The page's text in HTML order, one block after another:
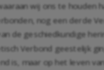
wij ons te houden
nog een derde
de geschiedkundige
Verbond geestelijk
is, maar op het leven